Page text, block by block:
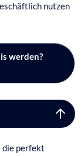
nutzen
werden?
die perfekt